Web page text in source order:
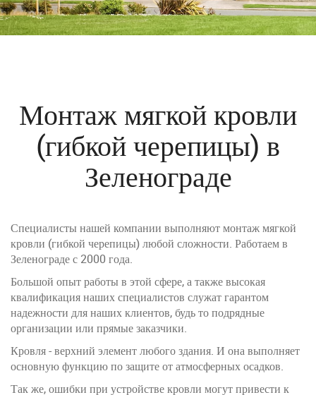
Монтаж мягкой кровли
(гибкой черепицы) в
Зеленограде
Специалисты нашей компании выполняют монтаж мягкой
кровли (гибкой черепицы) любой сложности. Работаем в
Зеленограде с 2000 года.
Большой опыт работы в этой сфере, а также высокая
квалификация наших специалистов служат гарантом
надежности для наших клиентов, будь то подрядные
организации или прямые заказчики.
Кровля - верхний элемент любого здания. И она выполняет
основную функцию по защите от атмосферных осадков.
Так же, ошибки при устройстве кровли могут привести к